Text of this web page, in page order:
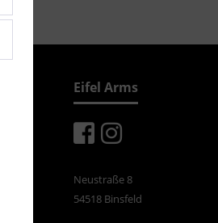
Eifel Arms
Neustraße 8
54518 Binsfeld